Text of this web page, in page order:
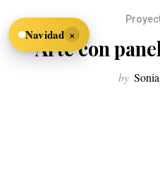
Arte con
by
Navidad ×